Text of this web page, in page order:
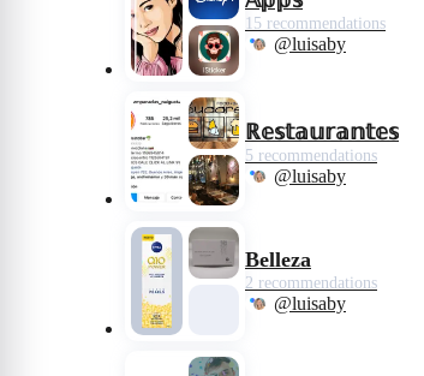
15 recommendations
@luisaby
ℝ𝕖𝕤𝕥𝕒𝕦𝕣𝕒𝕟𝕥𝕖𝕤
5 recommendations
@luisaby
Belleza
2 recommendations
@luisaby